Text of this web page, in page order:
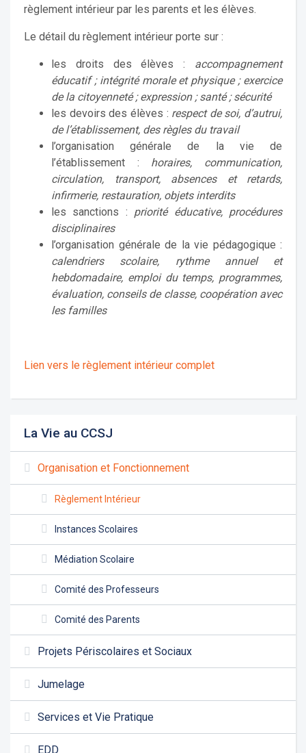
règlement intérieur par les parents et les élèves.
Le détail du règlement intérieur porte sur :
les droits des élèves : accompagnement
éducatif ; intégrité morale et physique ; exercice
de la citoyenneté ; expression ; santé ; sécurité
les devoirs des élèves : respect de soi, d’autrui,
de l’établissement, des règles du travail
l’organisation générale de la vie de
l’établissement : horaires, communication,
circulation, transport, absences et retards,
infirmerie, restauration, objets interdits
les sanctions : priorité éducative, procédures
disciplinaires
l’organisation générale de la vie pédagogique :
calendriers scolaire, rythme annuel et
hebdomadaire, emploi du temps, programmes,
évaluation, conseils de classe, coopération avec
les familles
Lien vers le règlement intérieur complet
La Vie au CCSJ
Organisation et Fonctionnement
Règlement Intérieur
Instances Scolaires
Médiation Scolaire
Comité des Professeurs
Comité des Parents
Projets Périscolaires et Sociaux
Jumelage
Services et Vie Pratique
EDD